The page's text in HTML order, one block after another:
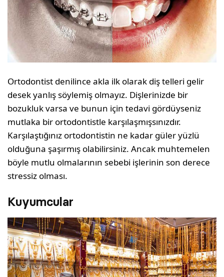
Ortodontist denilince akla ilk olarak diş telleri gelir
desek yanlış söylemiş olmayız. Dişlerinizde bir
bozukluk varsa ve bunun için tedavi gördüyseniz
mutlaka bir ortodontistle karşılaşmışsınızdır.
Karşılaştığınız ortodontistin ne kadar güler yüzlü
olduğuna şaşırmış olabilirsiniz. Ancak muhtemelen
böyle mutlu olmalarının sebebi işlerinin son derece
stressiz olması.
Kuyumcular